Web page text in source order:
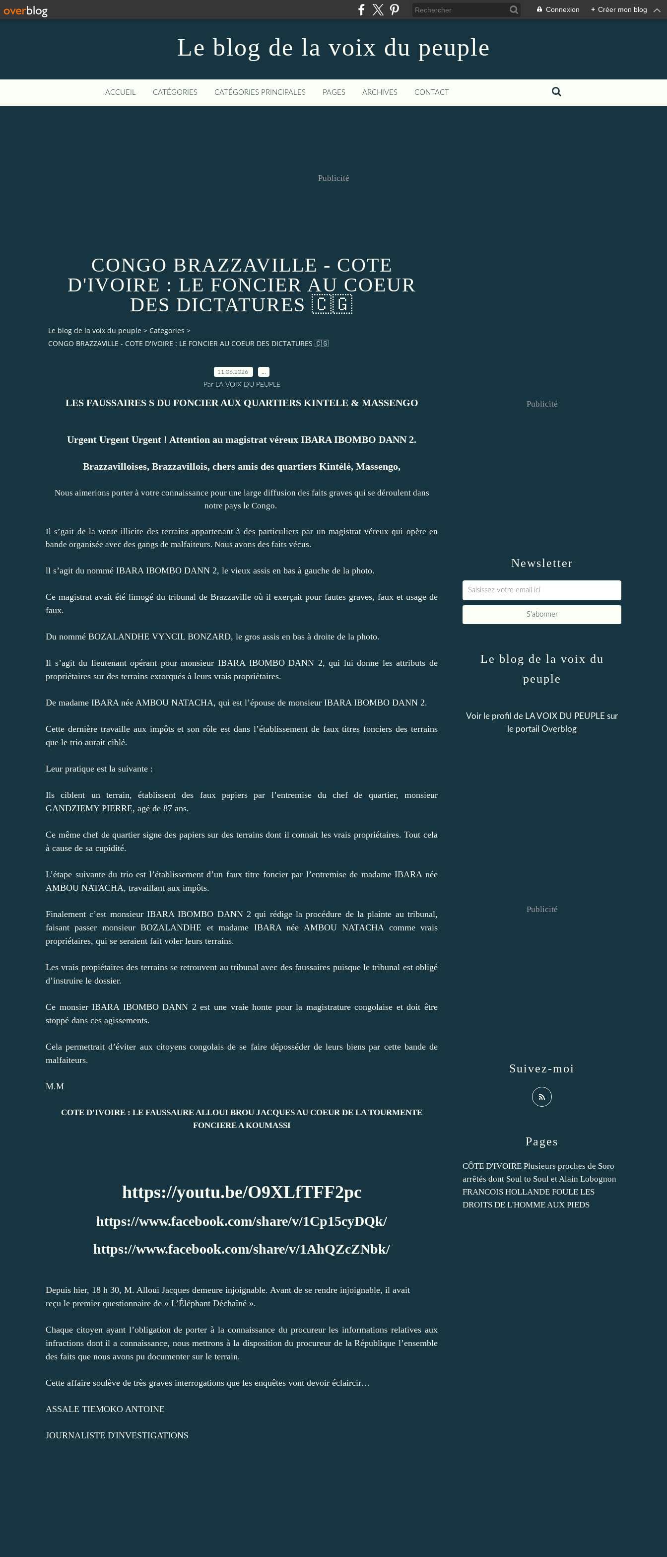
Connexion + Créer mon blog
Le blog de la voix du peuple
ACCUEIL CATÉGORIES CATÉGORIES PRINCIPALES PAGES ARCHIVES CONTACT
Publicité
CONGO BRAZZAVILLE - COTE
D'IVOIRE : LE FONCIER AU COEUR
DES DICTATURES 🇨🇬
Le blog de la voix du peuple > Categories >
CONGO BRAZZAVILLE - COTE D'IVOIRE : LE FONCIER AU COEUR DES DICTATURES 🇨🇬
11.06.2026
Par LA VOIX DU PEUPLE
LES FAUSSAIRES S DU FONCIER AUX QUARTIERS KINTELE & MASSENGO
Urgent Urgent Urgent ! Attention au magistrat véreux IBARA IBOMBO DANN 2.
Brazzavilloises, Brazzavillois, chers amis des quartiers Kintélé, Massengo,
Nous aimerions porter à votre connaissance pour une large diffusion des faits graves qui se déroulent dans
notre pays le Congo.
Il s’gait de la vente illicite des terrains appartenant à des particuliers par un magistrat véreux qui opère en
bande organisée avec des gangs de malfaiteurs. Nous avons des faits vécus.
ll s’agit du nommé IBARA IBOMBO DANN 2, le vieux assis en bas à gauche de la photo.
Ce magistrat avait été limogé du tribunal de Brazzaville où il exerçait pour fautes graves, faux et usage de
faux.
Du nommé BOZALANDHE VYNCIL BONZARD, le gros assis en bas à droite de la photo.
Il s’agit du lieutenant opérant pour monsieur IBARA IBOMBO DANN 2, qui lui donne les attributs de
propriétaires sur des terrains extorqués à leurs vrais propriétaires.
De madame IBARA née AMBOU NATACHA, qui est l’épouse de monsieur IBARA IBOMBO DANN 2.
Cette dernière travaille aux impôts et son rôle est dans l’établissement de faux titres fonciers des terrains
que le trio aurait ciblé.
Leur pratique est la suivante :
Ils ciblent un terrain, établissent des faux papiers par l’entremise du chef de quartier, monsieur
GANDZIEMY PIERRE, agé de 87 ans.
Ce même chef de quartier signe des papiers sur des terrains dont il connait les vrais propriétaires. Tout cela
à cause de sa cupidité.
L’étape suivante du trio est l’établissement d’un faux titre foncier par l’entremise de madame IBARA née
AMBOU NATACHA, travaillant aux impôts.
Finalement c’est monsieur IBARA IBOMBO DANN 2 qui rédige la procédure de la plainte au tribunal,
faisant passer monsieur BOZALANDHE et madame IBARA née AMBOU NATACHA comme vrais
propriétaires, qui se seraient fait voler leurs terrains.
Les vrais propiétaires des terrains se retrouvent au tribunal avec des faussaires puisque le tribunal est obligé
d’instruire le dossier.
Ce monsier IBARA IBOMBO DANN 2 est une vraie honte pour la magistrature congolaise et doit être
stoppé dans ces agissements.
Cela permettrait d’éviter aux citoyens congolais de se faire déposséder de leurs biens par cette bande de
malfaiteurs.
M.M
COTE D'IVOIRE : LE FAUSSAURE ALLOUI BROU JACQUES AU COEUR DE LA TOURMENTE
FONCIERE A KOUMASSI
https://youtu.be/O9XLfTFF2pc
https://www.facebook.com/share/v/1Cp15cyDQk/
https://www.facebook.com/share/v/1AhQZcZNbk/
Depuis hier, 18 h 30, M. Alloui Jacques demeure injoignable. Avant de se rendre injoignable, il avait
reçu le premier questionnaire de « L’Éléphant Déchaîné ».
Chaque citoyen ayant l’obligation de porter à la connaissance du procureur les informations relatives aux
infractions dont il a connaissance, nous mettrons à la disposition du procureur de la République l’ensemble
des faits que nous avons pu documenter sur le terrain.
Cette affaire soulève de très graves interrogations que les enquêtes vont devoir éclaircir…
ASSALE TIEMOKO ANTOINE
JOURNALISTE D'INVESTIGATIONS
Newsletter
Publicité
Pages
CÔTE D'IVOIRE Plusieurs proches de Soro
arrêtés dont Soul to Soul et Alain Lobognon
FRANCOIS HOLLANDE FOULE LES
DROITS DE L'HOMME AUX PIEDS
Le blog de la voix du
peuple
Voir le profil de LA VOIX DU PEUPLE sur
le portail Overblog
Suivez-moi
Publicité